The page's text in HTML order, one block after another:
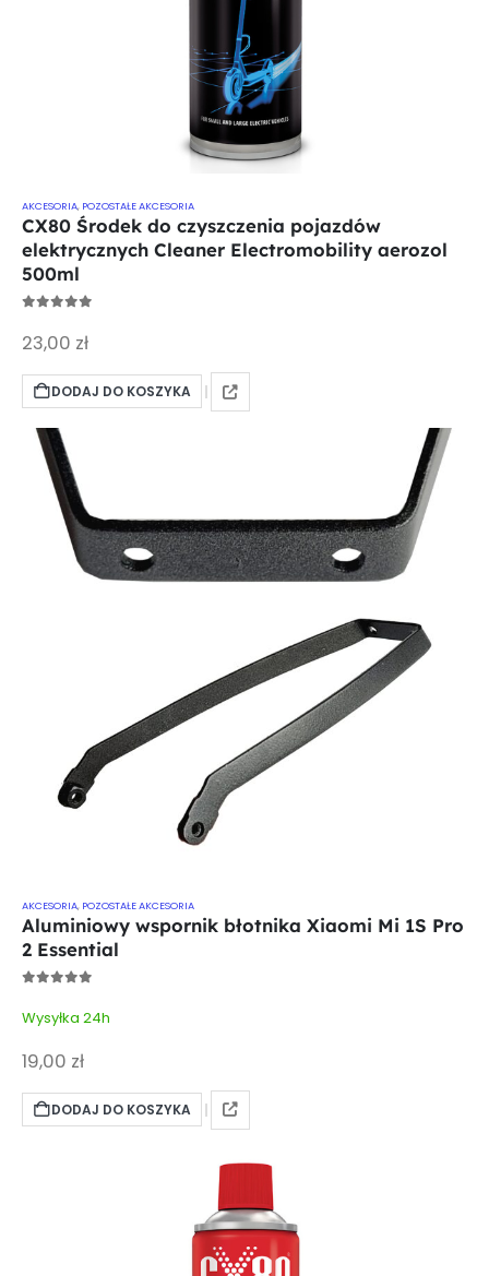
AKCESORIA, POZOSTAŁE AKCESORIA
CX80 Środek do czyszczenia pojazdów
elektrycznych Cleaner Electromobility aerozol
500ml
23,00 zł
DODAJ DO KOSZYKA
AKCESORIA, POZOSTAŁE AKCESORIA
Aluminiowy wspornik błotnika Xiaomi Mi 1S Pro
2 Essential
Wysyłka 24h
19,00 zł
DODAJ DO KOSZYKA